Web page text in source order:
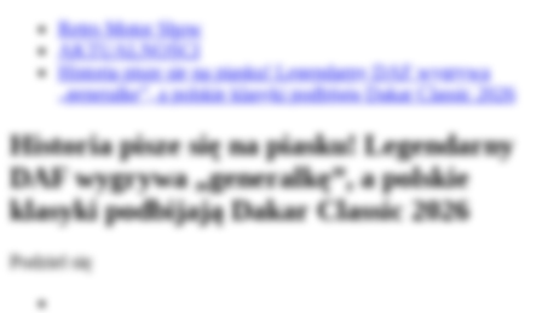
Retro Motor Show
AKTUALNOŚCI
Historia pisze się na piasku! Legendarny DAF wygrywa
„generalkę”, a polskie klasyki podbijają Dakar Classic 2026
Historia pisze się na piasku! Legendarny
DAF wygrywa „generalkę”, a polskie
klasyki podbijają Dakar Classic 2026
Podziel się